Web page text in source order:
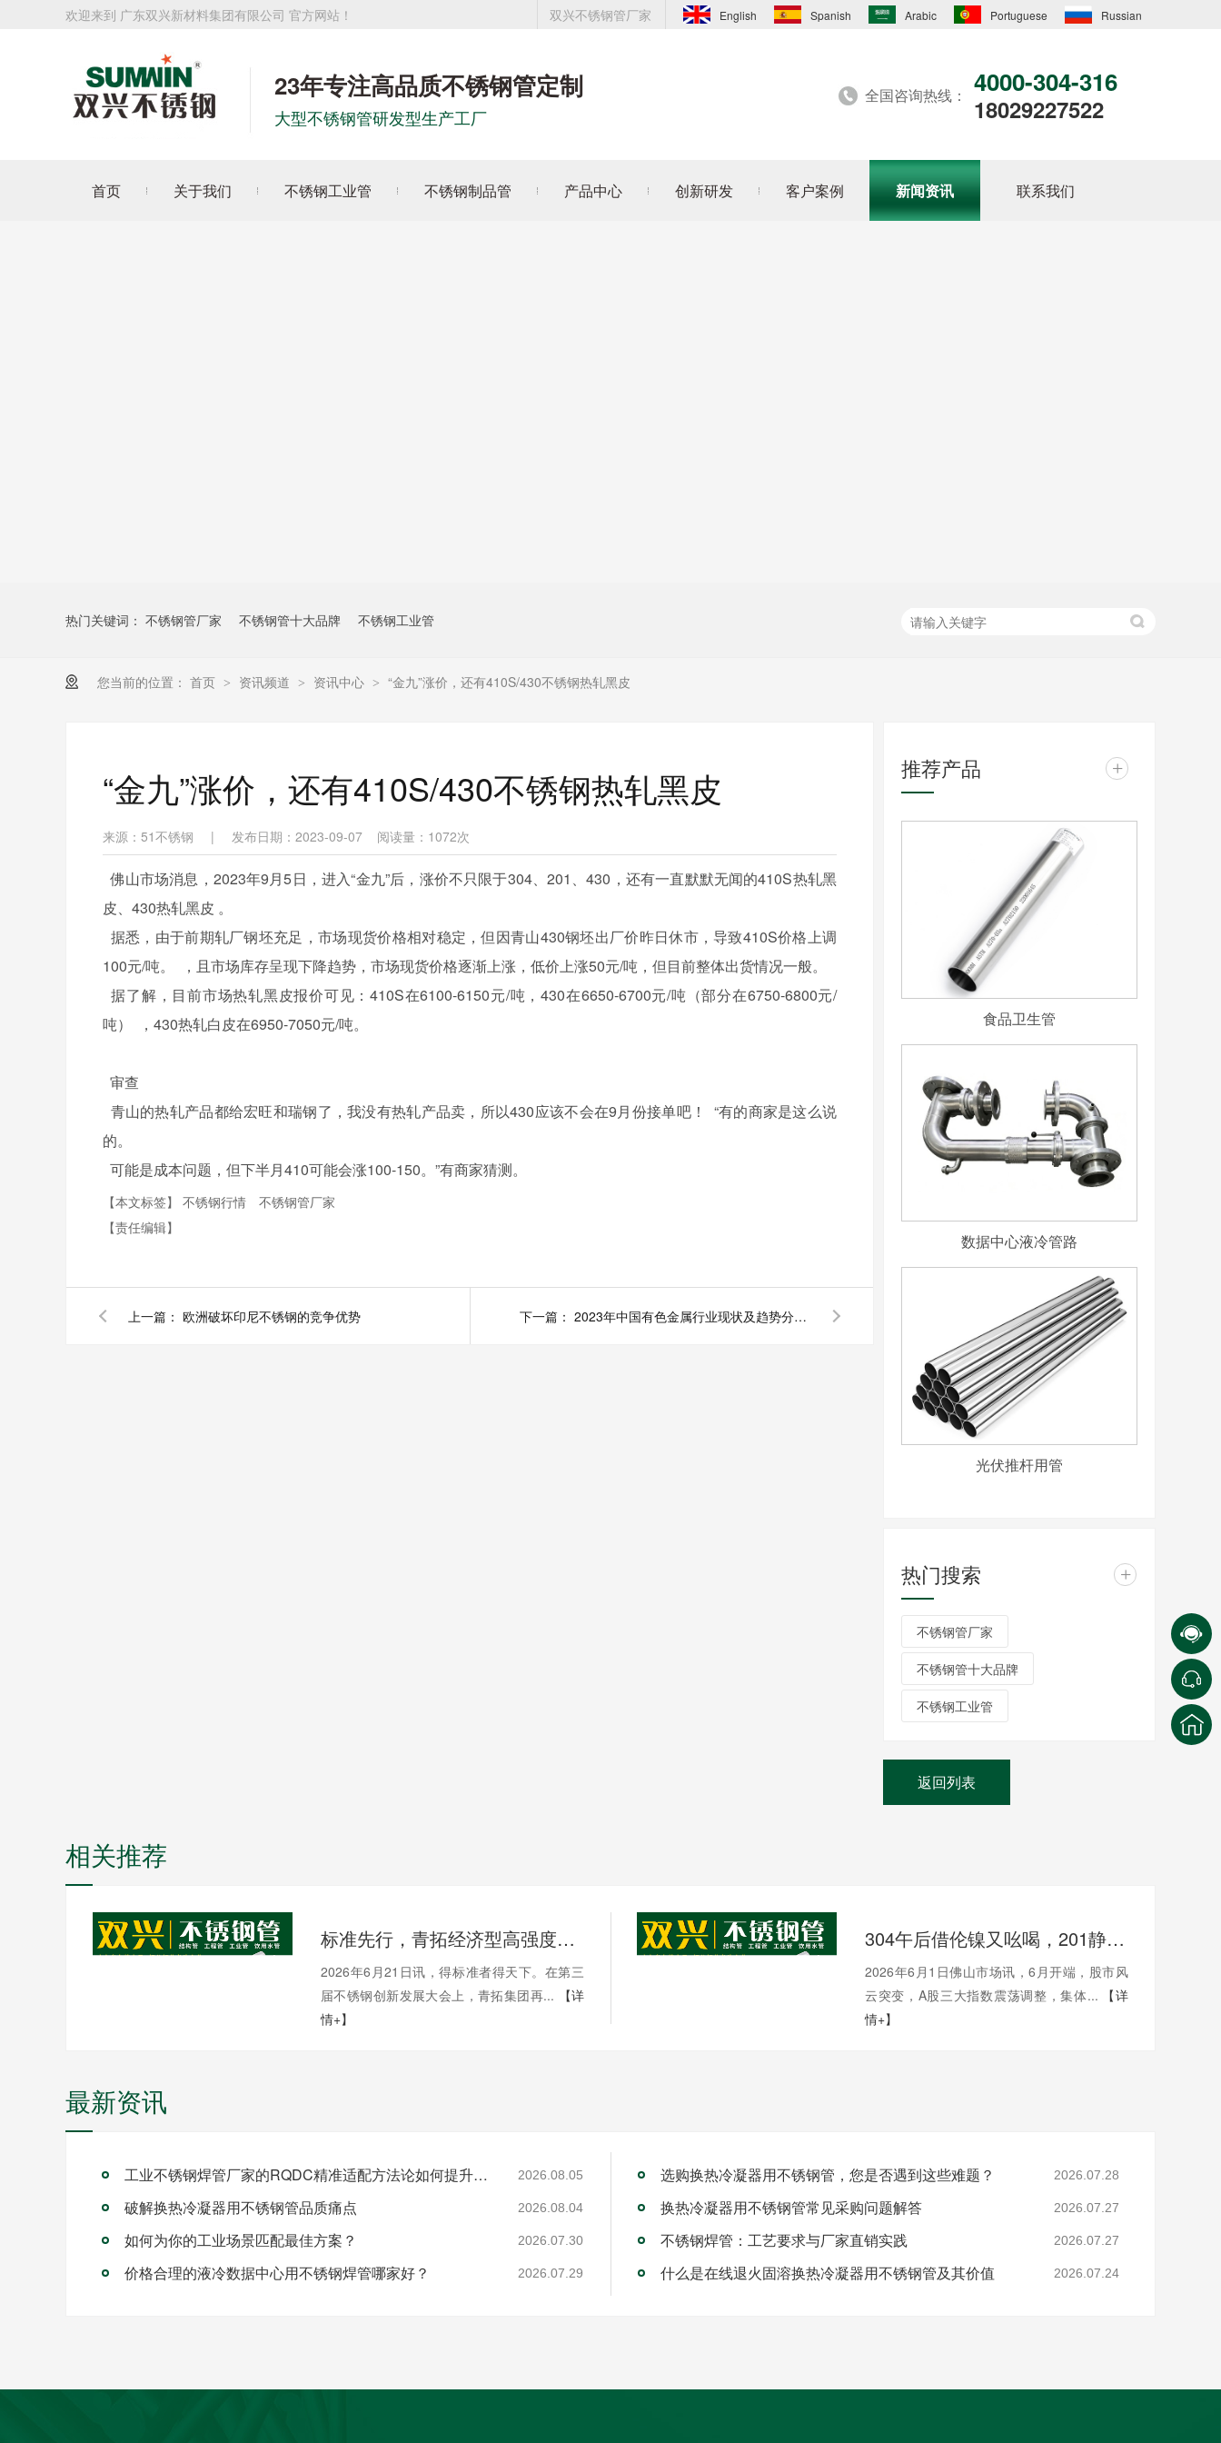
双兴不锈钢管厂家 English Spanish Arabic Portuguese Russian
欢迎来到 广东双兴新材料集团有限公司 官方网站！
23年专注高品质不锈钢管定制
大型不锈钢管研发型生产工厂
全国咨询热线： 4000-304-316
18029227522
首页 关于我们 不锈钢工业管 不锈钢制品管 产品中心 创新研发 客户案例 新闻资讯 联系我们
热门关键词： 不锈钢管厂家 不锈钢管十大品牌 不锈钢工业管
您当前的位置： 首页 > 资讯频道 > 资讯中心 > “金九”涨价，还有410S/430不锈钢热轧黑皮
“金九”涨价，还有410S/430不锈钢热轧黑皮
来源：51不锈钢 | 发布日期：2023-09-07 阅读量： 1072次
佛山市场消息，2023年9月5日，进入“金九”后，涨价不只限于304、201、430，还有一直默默无闻的410S热轧黑
皮、430热轧黑皮 。
据悉，由于前期轧厂钢坯充足，市场现货价格相对稳定，但因青山430钢坯出厂价昨日休市，导致410S价格上调
100元/吨。 ，且市场库存呈现下降趋势，市场现货价格逐渐上涨，低价上涨50元/吨，但目前整体出货情况一般。
据了解，目前市场热轧黑皮报价可见：410S在6100-6150元/吨，430在6650-6700元/吨（部分在6750-6800元/
吨） ，430热轧白皮在6950-7050元/吨。
审查
青山的热轧产品都给宏旺和瑞钢了，我没有热轧产品卖，所以430应该不会在9月份接单吧！ “有的商家是这么说
的。
可能是成本问题，但下半月410可能会涨100-150。”有商家猜测。
【本文标签】 不锈钢行情
不锈钢管厂家
【责任编辑】
上一篇： 欧洲破坏印尼不锈钢的竞争优势 下一篇： 2023年中国有色金属行业现状及趋势分析，环保政策对行业约束日益加大
推荐产品 +
食品卫生管
数据中心液冷管路
光伏推杆用管
热门搜索 +
不锈钢管厂家
不锈钢管十大品牌
不锈钢工业管
返回列表
相关推荐
标准先行，青拓经济型高强度不锈钢纳入超48项国标、行标和团标
2026年6月21日讯，得标准者得天下。在第三
届不锈钢创新发展大会上，青拓集团再...
【详
情+】
304午后借伦镍又吆喝，201静静地待机，不锈钢市场午后涨跌互现20-30
2026年6月1日佛山市场讯，6月开端，股市风
云突变，A股三大指数震荡调整，集体...
【详
情+】
最新资讯
工业不锈钢焊管厂家的RQDC精准适配方法论如何提升客户价值？ 2026.08.05
破解换热冷凝器用不锈钢管品质痛点 2026.08.04
如何为你的工业场景匹配最佳方案？ 2026.07.30
价格合理的液冷数据中心用不锈钢焊管哪家好？ 2026.07.29
选购换热冷凝器用不锈钢管，您是否遇到这些难题？ 2026.07.28
换热冷凝器用不锈钢管常见采购问题解答 2026.07.27
不锈钢焊管：工艺要求与厂家直销实践 2026.07.27
什么是在线退火固溶换热冷凝器用不锈钢管及其价值 2026.07.24